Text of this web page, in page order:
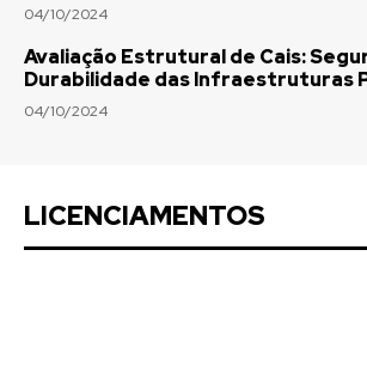
04/10/2024
Avaliação Estrutural de Cais:
Durabilidade das Infraestruturas
04/10/2024
LICENCIAMENTOS